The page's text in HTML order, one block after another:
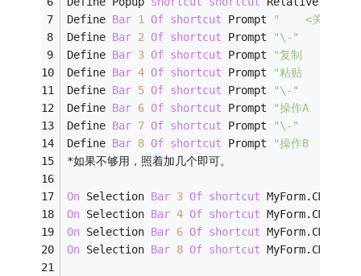
Define Bar 1 Of shortcut Prompt
"    <关闭菜
Define Bar 2 Of shortcut Prompt
"\-"
Define Bar 3 Of shortcut Prompt
"复制
Define Bar 4 Of shortcut Prompt
"粘贴
Define Bar 5 Of shortcut Prompt
"\-"
Define Bar 6 Of shortcut Prompt
"操作A
Define Bar 7 Of shortcut Prompt
"\-"
Define Bar 8 Of shortcut Prompt
"操作B
*如果不够用，照着加几个即可。
On Selection Bar 3 Of shortcut
On Selection Bar 4 Of shortcut
On Selection Bar 6 Of shortcut
On Selection Bar 8 Of shortcut